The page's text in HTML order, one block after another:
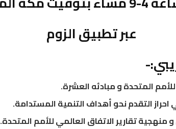
عبر تطبيق الزوم
المتحدة و مبادئه العشرة.
احراز التقدم نحو أهداف التنمية المستدامة.
تقارير الاتفاق العالمي للأمم المتحدة.